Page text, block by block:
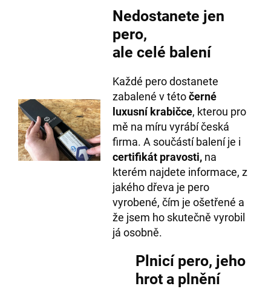
Nedostanete jen
pero,
ale celé balení
Každé pero dostanete
zabalené v tétočerné
luxusní krabičce, kterou pro
mě na míru vyrábí česká
firma. A součástí balení je i
certifikát pravosti,na
kterém najdete informace, z
jakého dřeva je pero
vyrobené, čím je ošetřené a
že jsem ho skutečně vyrobil
já osobně.
Plnicí pero, jeho
hrot a plnění